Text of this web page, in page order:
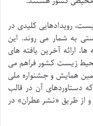
رویدادهایی کلیدی در
به شمار می روند. این
ارائه آخرین یافته های
زیست کشور فراهم می
همایش و جشنواره ملی
دستاوردهای آن در قالب
از طریق «نشر عطران» در